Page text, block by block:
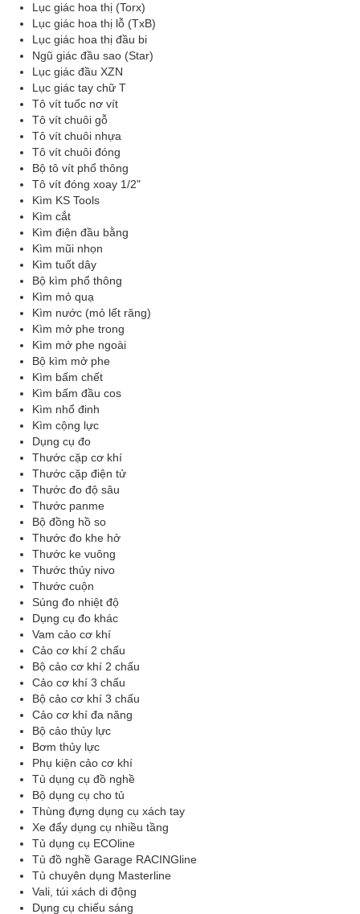
Lục giác hoa thị (Torx)
Lục giác hoa thị lỗ (TxB)
Lục giác hoa thị đầu bi
Ngũ giác đầu sao (Star)
Lục giác đầu XZN
Lục giác tay chữ T
Tô vít tuốc nơ vít
Tô vít chuôi gỗ
Tô vít chuôi nhựa
Tô vít chuôi đóng
Bộ tô vít phổ thông
Tô vít đóng xoay 1/2"
Kìm KS Tools
Kìm cắt
Kìm điện đầu bằng
Kìm mũi nhọn
Kìm tuốt dây
Bộ kìm phổ thông
Kìm mỏ quạ
Kìm nước (mỏ lết răng)
Kìm mở phe trong
Kìm mở phe ngoài
Bộ kìm mở phe
Kìm bấm chết
Kìm bấm đầu cos
Kìm nhổ đinh
Kìm cộng lực
Dụng cụ đo
Thước cặp cơ khí
Thước cặp điện tử
Thước đo độ sâu
Thước panme
Bộ đồng hồ so
Thước đo khe hở
Thước ke vuông
Thước thủy nivo
Thước cuộn
Súng đo nhiệt độ
Dụng cụ đo khác
Vam cảo cơ khí
Cảo cơ khí 2 chấu
Bộ cảo cơ khí 2 chấu
Cảo cơ khí 3 chấu
Bộ cảo cơ khí 3 chấu
Cảo cơ khí đa năng
Bộ cảo thủy lực
Bơm thủy lực
Phụ kiện cảo cơ khí
Tủ dụng cụ đồ nghề
Bộ dụng cụ cho tủ
Thùng đựng dụng cụ xách tay
Xe đẩy dụng cụ nhiều tầng
Tủ dụng cụ ECOline
Tủ đồ nghề Garage RACINGline
Tủ chuyên dụng Masterline
Vali, túi xách di động
Dụng cụ chiếu sáng